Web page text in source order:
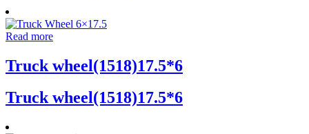
Read more
Truck wheel(1518)17.5*6
Truck wheel(1518)17.5*6